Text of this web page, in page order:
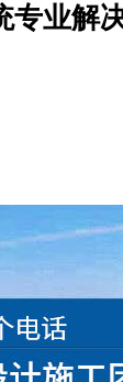
专业解